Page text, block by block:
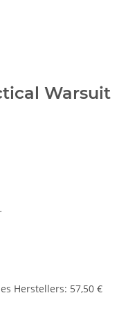
Warsuit
Herstellers: 57,50 €